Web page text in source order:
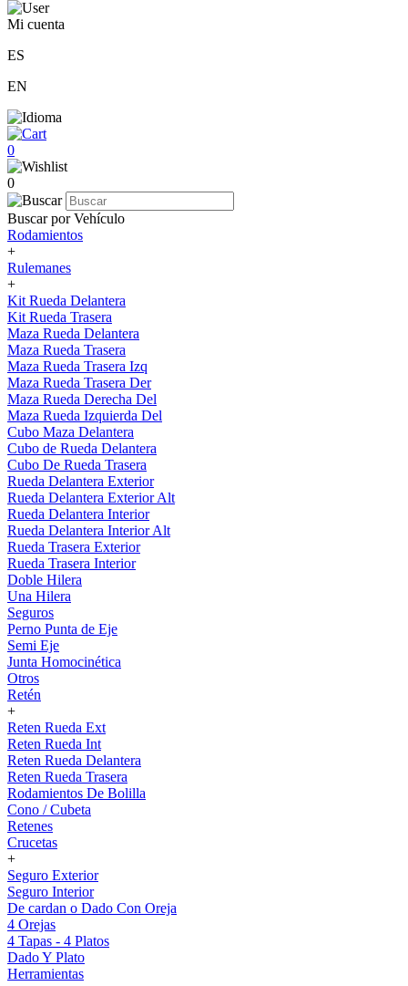
Mi cuenta
ES
EN
0
0
Buscar por Vehículo
Rodamientos
+
Rulemanes
+
Kit Rueda Delantera
Kit Rueda Trasera
Maza Rueda Delantera
Maza Rueda Trasera
Maza Rueda Trasera Izq
Maza Rueda Trasera Der
Maza Rueda Derecha Del
Maza Rueda Izquierda Del
Cubo Maza Delantera
Cubo de Rueda Delantera
Cubo De Rueda Trasera
Rueda Delantera Exterior
Rueda Delantera Exterior Alt
Rueda Delantera Interior
Rueda Delantera Interior Alt
Rueda Trasera Exterior
Rueda Trasera Interior
Doble Hilera
Una Hilera
Seguros
Perno Punta de Eje
Semi Eje
Junta Homocinética
Otros
Retén
+
Reten Rueda Ext
Reten Rueda Int
Reten Rueda Delantera
Reten Rueda Trasera
Rodamientos De Bolilla
Cono / Cubeta
Retenes
Crucetas
+
Seguro Exterior
Seguro Interior
De cardan o Dado Con Oreja
4 Orejas
4 Tapas - 4 Platos
Dado Y Plato
Herramientas